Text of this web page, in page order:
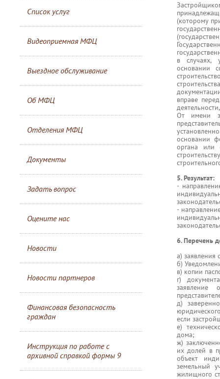
Список услуг
Видеоприемная МФЦ
Выездное обслуживание
Об МФЦ
Отделения МФЦ
Документы
Задать вопрос
Оцените нас
Новости
Новости партнеров
Финансовая безопасность
граждан
Инструкция по работе с
архивной справкой формы 9
(которому
в случаях,
основании
вправе
От имени
основании
органа или
5. Результат:
-
-
6. Перечень
а) заявления
б)
в) копии
г)
заявление
д)
если
е)
дома;
ж)
их долей в
объект
земельный
жилищного